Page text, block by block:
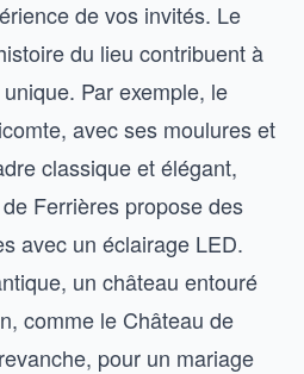
de vos invités. Le
du lieu contribuent à
Par exemple, le
avec ses moulures et
classique et élégant,
Ferrières propose des
avec un éclairage LED.
un château entouré
comme le Château de
pour un mariage